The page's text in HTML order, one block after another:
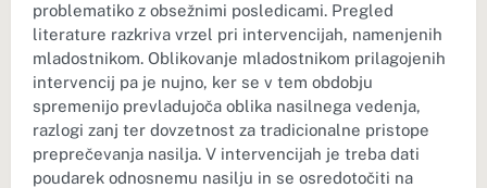
problematiko z obsežnimi posledicami. Pregled
literature razkriva vrzel pri intervencijah, namenjenih
mladostnikom. Oblikovanje mladostnikom prilagojenih
intervencij pa je nujno, ker se v tem obdobju
spremenijo prevladujoča oblika nasilnega vedenja,
razlogi zanj ter dovzetnost za tradicionalne pristope
preprečevanja nasilja. V intervencijah je treba dati
poudarek odnosnemu nasilju in se osredotočiti na